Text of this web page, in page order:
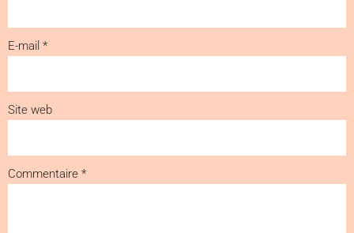
E-mail *
Site web
Commentaire *